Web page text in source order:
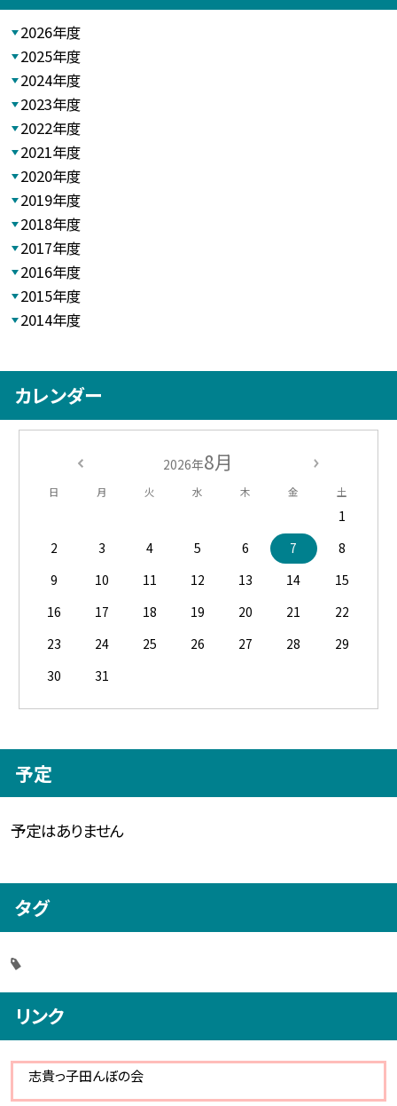
2026年度
2025年度
2024年度
2023年度
2022年度
2021年度
2020年度
2019年度
2018年度
2017年度
2016年度
2015年度
2014年度
カレンダー
2026年8月
日 月 火 水 木 金 土
1
2
3 4 5 6 7
8
9
10 11 12 13 14
15
16
17 18 19 20 21
22
23
24 25 26 27 28
29
30
31
予定
予定はありません
タグ
リンク
志貴っ子田んぼの会